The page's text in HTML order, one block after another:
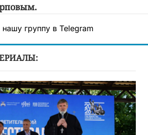
нашу группу в Telegram